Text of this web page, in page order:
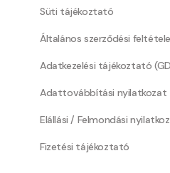
Süti tájékoztató
Általános szerződési
Adatkezelési tájékoztató
Adattovábbítási nyilatkozat
Elállási / Felmondási
Fizetési tájékoztató